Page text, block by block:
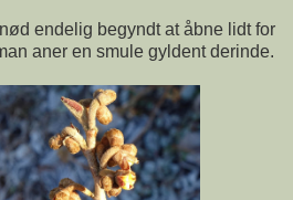
endelig begyndt at åbne lidt for
aner en smule gyldent derinde.